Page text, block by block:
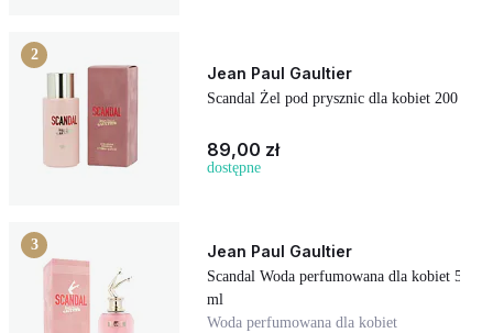
2
Jean Paul Gaultier
Scandal Żel pod prysznic dla kobiet 200 ml
89,00 zł
dostępne
3 Jean Paul Gaultier
Scandal Woda perfumowana dla kobiet 50
ml
Woda perfumowana dla kobiet